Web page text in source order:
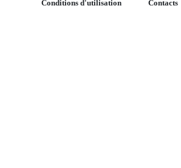
Conditions d'utilisation Contacts